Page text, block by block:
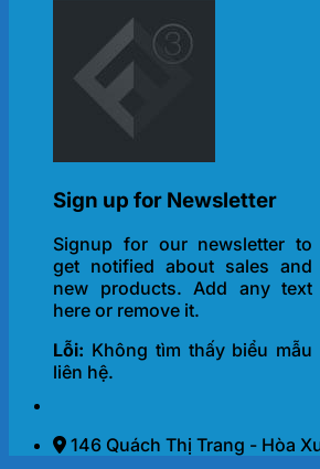
Sign up for Newsletter
Signup for our newsletter to
get notified about sales and
new products. Add any text
here or remove it.
Lỗi: Không tìm thấy biểu mẫu
liên hệ.
146 Quách Thị Trang - Hòa